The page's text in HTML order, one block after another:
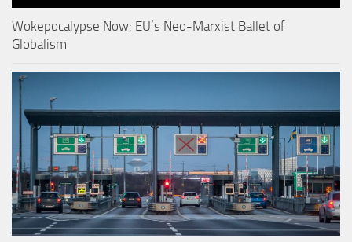
Wokepocalypse Now: EU’s Neo-Marxist Ballet of
Globalism